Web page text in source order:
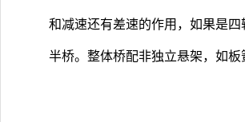
和减速还有差速的作用，如果是
半桥。整体桥配非独立悬架，如